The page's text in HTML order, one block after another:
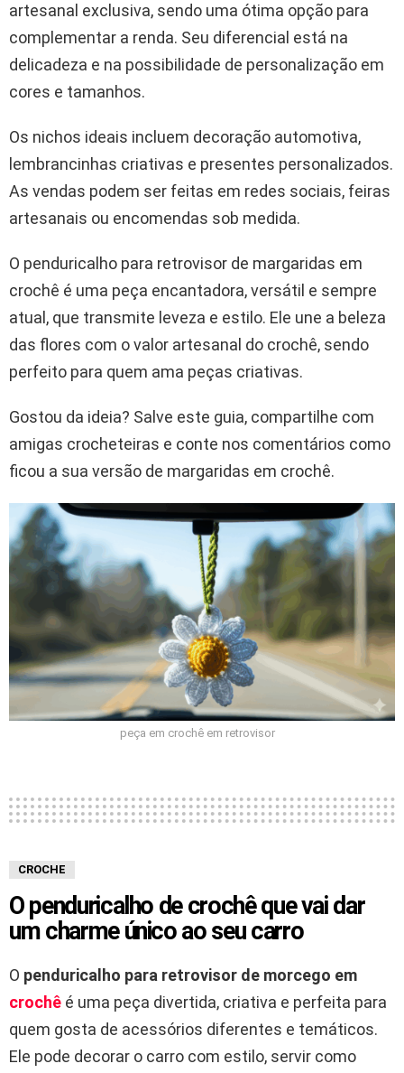
artesanal exclusiva, sendo uma ótima opção para
complementar a renda. Seu diferencial está na
delicadeza e na possibilidade de personalização em
cores e tamanhos.
Os nichos ideais incluem decoração automotiva,
lembrancinhas criativas e presentes personalizados.
As vendas podem ser feitas em redes sociais, feiras
artesanais ou encomendas sob medida.
O penduricalho para retrovisor de margaridas em
crochê é uma peça encantadora, versátil e sempre
atual, que transmite leveza e estilo. Ele une a beleza
das flores com o valor artesanal do crochê, sendo
perfeito para quem ama peças criativas.
Gostou da ideia? Salve este guia, compartilhe com
amigas crocheteiras e conte nos comentários como
ficou a sua versão de margaridas em crochê.
peça em crochê em retrovisor
CROCHE
O penduricalho de crochê que vai dar
um charme único ao seu carro
O penduricalho para retrovisor de morcego em
crochê é uma peça divertida, criativa e perfeita para
quem gosta de acessórios diferentes e temáticos.
Ele pode decorar o carro com estilo, servir como